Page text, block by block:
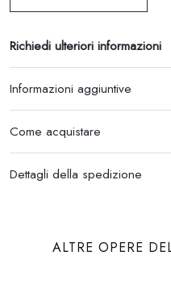
Richiedi ulteriori informazioni
Informazioni aggiuntive
Come acquistare
Dettagli della spedizione
ALTRE OPERE